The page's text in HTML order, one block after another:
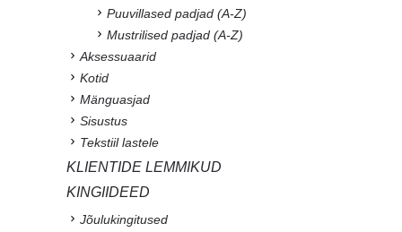
Puuvillased padjad (A-Z)
Mustrilised padjad (A-Z)
Aksessuaarid
Kotid
Mänguasjad
Sisustus
Tekstiil lastele
KLIENTIDE LEMMIKUD
KINGIIDEED
Jõulukingitused